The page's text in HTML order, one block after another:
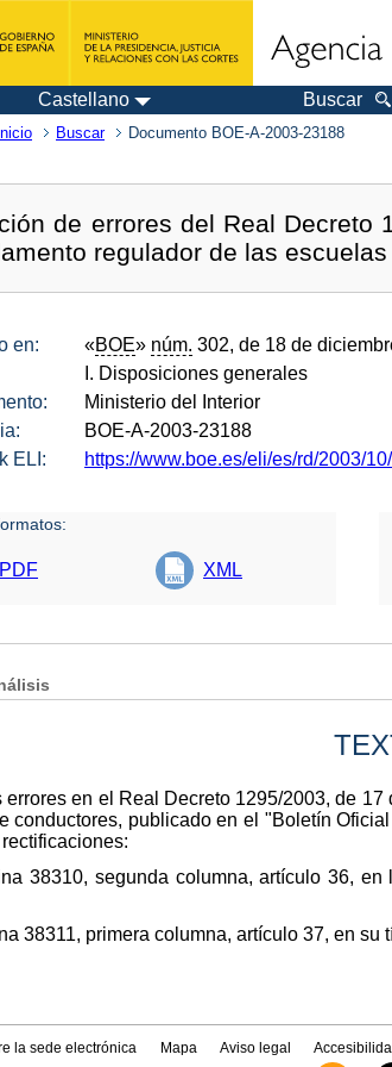
Castellano Buscar
Inicio Buscar Documento BOE-A-2003-23188
de errores del Real
regulador de las
en: «BOE» núm. 302, de 18 de
I. Disposiciones generales
Ministerio del Interior
BOE-A-2003-23188
ELI:
https://www.boe.es/eli/es/rd/2003/
PDF XML
errores en el Real Decreto 1295/2003, de
conductores, publicado en el "Boletín
38310, segunda columna, artículo 36,
38311, primera columna, artículo 37, en
la sede electrónica Mapa Aviso legal